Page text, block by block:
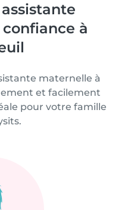
à
maternelle à
et facilement
pour votre famille